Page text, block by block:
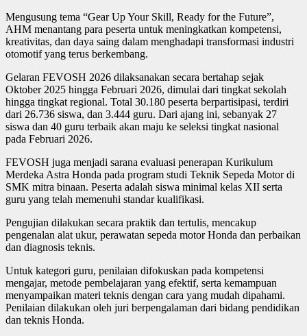
Mengusung tema “Gear Up Your Skill, Ready for the Future”,
AHM menantang para peserta untuk meningkatkan kompetensi,
kreativitas, dan daya saing dalam menghadapi transformasi industri
otomotif yang terus berkembang.
Gelaran FEVOSH 2026 dilaksanakan secara bertahap sejak
Oktober 2025 hingga Februari 2026, dimulai dari tingkat sekolah
hingga tingkat regional. Total 30.180 peserta berpartisipasi, terdiri
dari 26.736 siswa, dan 3.444 guru. Dari ajang ini, sebanyak 27
siswa dan 40 guru terbaik akan maju ke seleksi tingkat nasional
pada Februari 2026.
FEVOSH juga menjadi sarana evaluasi penerapan Kurikulum
Merdeka Astra Honda pada program studi Teknik Sepeda Motor di
SMK mitra binaan. Peserta adalah siswa minimal kelas XII serta
guru yang telah memenuhi standar kualifikasi.
Pengujian dilakukan secara praktik dan tertulis, mencakup
pengenalan alat ukur, perawatan sepeda motor Honda dan perbaikan
dan diagnosis teknis.
Untuk kategori guru, penilaian difokuskan pada kompetensi
mengajar, metode pembelajaran yang efektif, serta kemampuan
menyampaikan materi teknis dengan cara yang mudah dipahami.
Penilaian dilakukan oleh juri berpengalaman dari bidang pendidikan
dan teknis Honda.